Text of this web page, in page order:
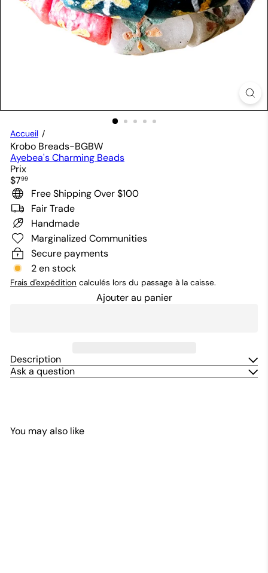
Accueil
Krobo Breads-BGBW
Ayebea's Charming Beads
Prix
Prix
régulier
$799
Free Shipping Over $100
Fair Trade
Handmade
Marginalized Communities
Secure payments
2 en stock
Frais d'expédition calculés lors du passage à la caisse.
Ajouter au panier
Description
Ask a question
You may also like